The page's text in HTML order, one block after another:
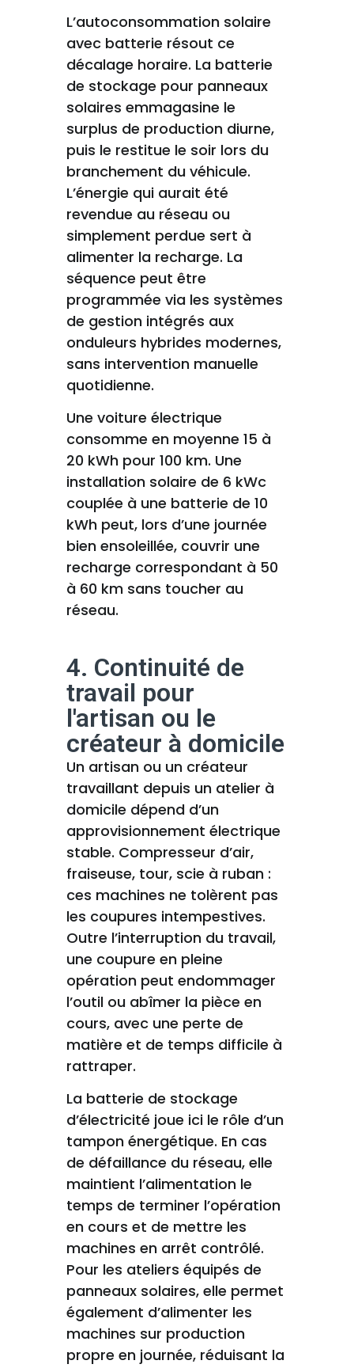
L’autoconsommation solaire
avec batterie résout ce
décalage horaire. La batterie
de stockage pour panneaux
solaires emmagasine le
surplus de production diurne,
puis le restitue le soir lors du
branchement du véhicule.
L’énergie qui aurait été
revendue au réseau ou
simplement perdue sert à
alimenter la recharge. La
séquence peut être
programmée via les systèmes
de gestion intégrés aux
onduleurs hybrides modernes,
sans intervention manuelle
quotidienne.
Une voiture électrique
consomme en moyenne 15 à
20 kWh pour 100 km. Une
installation solaire de 6 kWc
couplée à une batterie de 10
kWh peut, lors d’une journée
bien ensoleillée, couvrir une
recharge correspondant à 50
à 60 km sans toucher au
réseau.
4. Continuité de
travail pour
l'artisan ou le
créateur à domicile
Un artisan ou un créateur
travaillant depuis un atelier à
domicile dépend d’un
approvisionnement électrique
stable. Compresseur d’air,
fraiseuse, tour, scie à ruban :
ces machines ne tolèrent pas
les coupures intempestives.
Outre l’interruption du travail,
une coupure en pleine
opération peut endommager
l’outil ou abîmer la pièce en
cours, avec une perte de
matière et de temps difficile à
rattraper.
La batterie de stockage
d’électricité joue ici le rôle d’un
tampon énergétique. En cas
de défaillance du réseau, elle
maintient l’alimentation le
temps de terminer l’opération
en cours et de mettre les
machines en arrêt contrôlé.
Pour les ateliers équipés de
panneaux solaires, elle permet
également d’alimenter les
machines sur production
propre en journée, réduisant la